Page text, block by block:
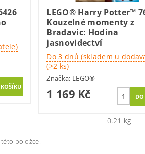
LEGO® Harry Potter™
Kouzelné momenty z
Bradavic: Hodina
jasnovidectví
Do 3 dnů (skladem u
(>2 ks)
Značka: LEGO®
1 169 Kč
0.21 kg
položce.